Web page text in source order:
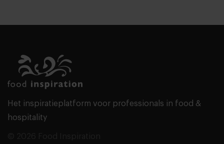
Het inspiratieplatform voor professionals in food &
hospitality